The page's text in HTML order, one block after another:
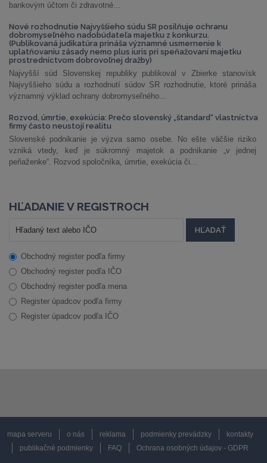
bankovým účtom či zdravotné...
Nové rozhodnutie Najvyššieho súdu SR posilňuje ochranu
dobromyseľného nadobúdateľa majetku z konkurzu.
(Publikovaná judikatúra prináša významné usmernenie k
uplatňovaniu zásady nemo plus iuris pri speňažovaní majetku
prostredníctvom dobrovoľnej dražby)
Najvyšší súd Slovenskej republiky publikoval v Zbierke stanovísk
Najvyššieho súdu a rozhodnutí súdov SR rozhodnutie, ktoré prináša
významný výklad ochrany dobromyseľného...
Rozvod, úmrtie, exekúcia: Prečo slovenský „štandard“ vlastníctva
firmy často neustojí realitu
Slovenské podnikanie je výzva samo osebe. No ešte väčšie riziko
vzniká vtedy, keď je súkromný majetok a podnikanie „v jednej
peňaženke“. Rozvod spoločníka, úmrtie, exekúcia či...
HĽADANIE V REGISTROCH
Obchodný register podľa firmy
Obchodný register podľa IČO
Obchodný register podľa mena
Register úpadcov podľa firmy
Register úpadcov podľa IČO
mapa serveru o nás reklama podmienky prevádzky
kontakty
publikačné podmienky
FAQ Ochrana osobných údajov - GDPR